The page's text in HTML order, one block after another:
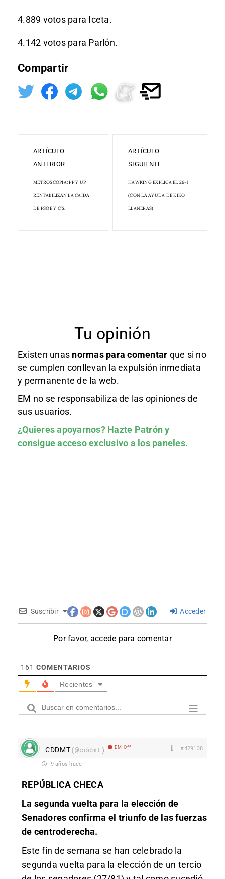
4.889 votos para Iceta.
4.142 votos para Parlón.
Compartir
ARTÍCULO
ANTERIOR
METROSCOPIA: PP Y UP
RENTABILIZAN LA CAÍDA
DE PSOE Y C'S.
ARTÍCULO
SIGUIENTE
HAWKING EXPLICA EL 26-J
(CON LA AYUDA DE KIKO
LLANERAS)
Tu opinión
Existen unas normas para comentar que si no
se cumplen conllevan la expulsión inmediata
y permanente de la web.
EM no se responsabiliza de las opiniones de
sus usuarios.
¿Quieres apoyarnos? Hazte Patróny
consigue acceso exclusivo a los paneles.
Suscribir Acceder
Por favor, accede para comentar
161 COMENTARIOS
Recientes
CDDMT(@cddmt) EM Off #429138
9 años hace
REPÚBLICA CHECA
La segunda vuelta para la elección de
Senadores confirma el triunfo de las fuerzas
de centroderecha.
Este fin de semana se han celebrado la
segunda vuelta para la elección de un tercio